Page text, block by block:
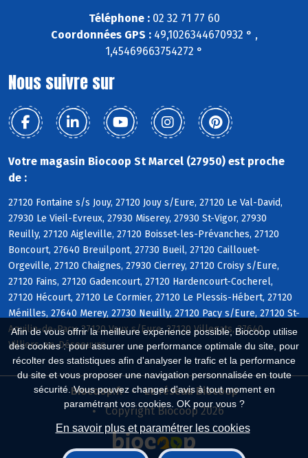
Afin de vous offrir la meilleure expérience possible, Biocoop utilise
des cookies : pour assurer une performance optimale du site, pour
récolter des statistiques afin d'analyser le trafic et la performance
du site et vous proposer une navigation personnalisée en toute
sécurité. Vous pouvez changer d'avis à tout moment en
paramétrant vos cookies. OK pour vous ?
En savoir plus et paramétrer les cookies
Téléphone :02 32 71 77 60
Coordonnées GPS :49,1026344670932 ° ,
1,45469663754272 °
Nous suivre sur
Votre magasin Biocoop St Marcel (27950) est proche
de :
27120 Fontaine s/s Jouy, 27120 Jouy s/Eure, 27120 Le Val-David,
27930 Le Vieil-Evreux, 27930 Miserey, 27930 St-Vigor, 27930
Reuilly, 27120 Aigleville, 27120 Boisset-les-Prévanches, 27120
Boncourt, 27640 Breuilpont, 27730 Bueil, 27120 Caillouet-
Orgeville, 27120 Chaignes, 27930 Cierrey, 27120 Croisy s/Eure,
27120 Fains, 27120 Gadencourt, 27120 Hardencourt-Cocherel,
27120 Hécourt, 27120 Le Cormier, 27120 Le Plessis-Hébert, 27120
Ménilles, 27640 Merey, 27730 Neuilly, 27120 Pacy s/Eure, 27120 St-
Aquilin-de-Pacy, 27120 Vaux s/Eure, 27120 Villegats, 27640
Villiers-en-Désoeuvre
Biocoop.fr
Le réseau Biocoop
Copyright Biocoop 2026